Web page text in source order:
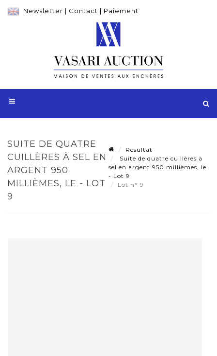
Newsletter | Contact | Paiement
SUITE DE QUATRE
CUILLÈRES À SEL EN
ARGENT 950
MILLIÈMES, LE - LOT
9
Résultat
Suite de quatre cuillères à
sel en argent 950 millièmes, le
- Lot 9
Lot n° 9